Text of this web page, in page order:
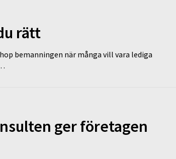
rätt
bemanningen när många vill vara lediga
ger företagen